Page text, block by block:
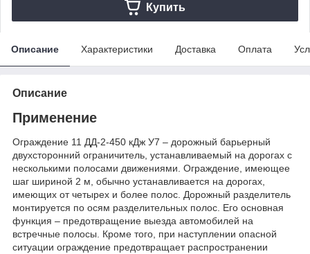
Купить
Описание Характеристики Доставка Оплата
Описание
Применение
Ограждение 11 ДД-2-450 кДж У7 – дорожный барьерный
двухсторонний ограничитель, устанавливаемый на дорогах с
несколькими полосами движениями. Ограждение, имеющее
шаг шириной 2 м, обычно устанавливается на дорогах,
имеющих от четырех и более полос. Дорожный разделитель
монтируется по осям разделительных полос. Его основная
функция – предотвращение выезда автомобилей на
встречные полосы. Кроме того, при наступлении опасной
ситуации ограждение предотвращает распространении